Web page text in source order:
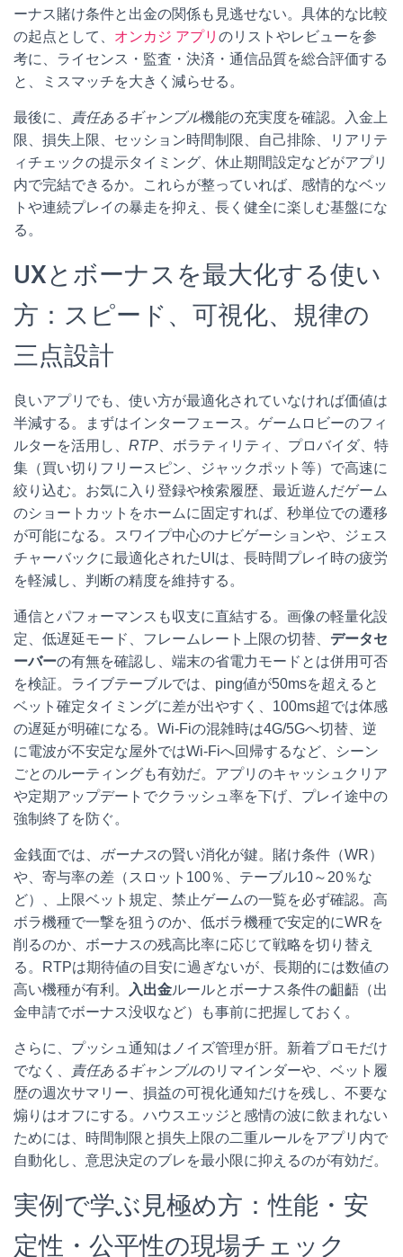
ーナス賭け条件と出金の関係も見逃せない。具体的な比較
の起点として、 オンカジ アプリ のリストやレビューを参
考に、ライセンス・監査・決済・通信品質を総合評価する
と、ミスマッチを大きく減らせる。
最後に、 責任あるギャンブル機能の充実度を確認。入金上
限、損失上限、セッション時間制限、自己排除、リアリテ
ィチェックの提示タイミング、休止期間設定などがアプリ
内で完結できるか。これらが整っていれば、感情的なベッ
トや連続プレイの暴走を抑え、長く健全に楽しむ基盤にな
る。
UXとボーナスを最大化する使い
方：スピード、可視化、規律の
三点設計
良いアプリでも、使い方が最適化されていなければ価値は
半減する。まずはインターフェース。ゲームロビーのフィ
ルターを活用し、 RTP 、ボラティリティ、プロバイダ、特
集（買い切りフリースピン、ジャックポット等）で高速に
絞り込む。お気に入り登録や検索履歴、最近遊んだゲーム
のショートカットをホームに固定すれば、秒単位での遷移
が可能になる。スワイプ中心のナビゲーションや、ジェス
チャーバックに最適化されたUIは、長時間プレイ時の疲労
を軽減し、判断の精度を維持する。
通信とパフォーマンスも収支に直結する。画像の軽量化設
定、低遅延モード、フレームレート上限の切替、 データセ
ーバーの有無を確認し、端末の省電力モードとは併用可否
を検証。ライブテーブルでは、ping値が50msを超えると
ベット確定タイミングに差が出やすく、100ms超では体感
の遅延が明確になる。Wi-Fiの混雑時は4G/5Gへ切替、逆
に電波が不安定な屋外ではWi-Fiへ回帰するなど、シーン
ごとのルーティングも有効だ。アプリのキャッシュクリア
や定期アップデートでクラッシュ率を下げ、プレイ途中の
強制終了を防ぐ。
金銭面では、 ボーナスの賢い消化が鍵。賭け条件（WR）
や、寄与率の差（スロット100％、テーブル10～20％な
ど）、上限ベット規定、禁止ゲームの一覧を必ず確認。高
ボラ機種で一撃を狙うのか、低ボラ機種で安定的にWRを
削るのか、ボーナスの残高比率に応じて戦略を切り替え
る。RTPは期待値の目安に過ぎないが、長期的には数値の
高い機種が有利。
入出金ルールとボーナス条件の齟齬（出
金申請でボーナス没収など）も事前に把握しておく。
さらに、プッシュ通知はノイズ管理が肝。新着プロモだけ
でなく、
責任あるギャンブルのリマインダーや、ベット履
歴の週次サマリー、損益の可視化通知だけを残し、不要な
煽りはオフにする。ハウスエッジと感情の波に飲まれない
ためには、時間制限と損失上限の二重ルールをアプリ内で
自動化し、意思決定のブレを最小限に抑えるのが有効だ。
実例で学ぶ見極め方：性能・安
定性・公平性の現場チェック